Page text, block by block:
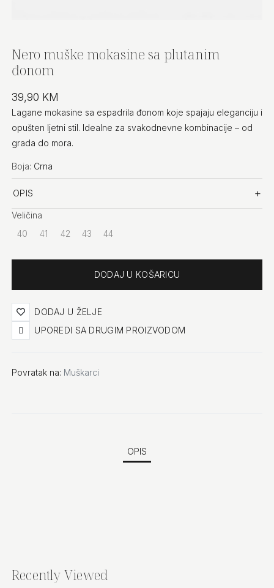
Nero muške mokasine sa plutanim
đonom
39,90 KM
Lagane mokasine sa espadrila đonom koje spajaju eleganciju i
opušten ljetni stil. Idealne za svakodnevne kombinacije – od
grada do mora.
Boja: Crna
OPIS
Veličina
40
41 42 43 44
DODAJ U ŽELJE
UPOREDI SA DRUGIM PROIZVODOM
Povratak na: Muškarci
OPIS
Recently Viewed